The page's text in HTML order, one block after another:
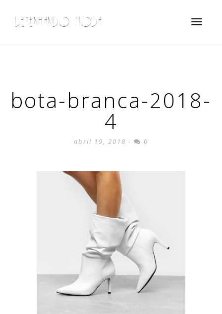
Toggle
DESENHANDO MODA
bota-branca-2018-
4
abril 19, 2018 - 0